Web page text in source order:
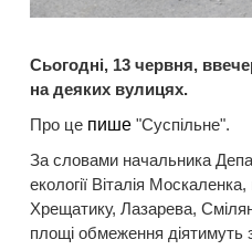
Сьогодні, 13 червня,
на деяких вулицях.
Про це пише "Суспільне".
За словами начальника
екології Віталія
Хрещатику, Лазарева,
площі обмеження діятимуть